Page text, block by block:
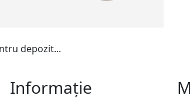
depozit...
Informație